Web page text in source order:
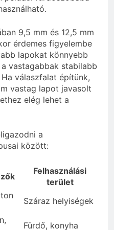
9,5 mm és 12,5 mm
érdemes figyelembe
lapokat könnyebb
vastagabbak stabilabb
válaszfalat építünk,
vastag lapot javasolt
elég lehet a
a
között:
Felhasználási
terület
Száraz helyiségek
Fürdő, konyha